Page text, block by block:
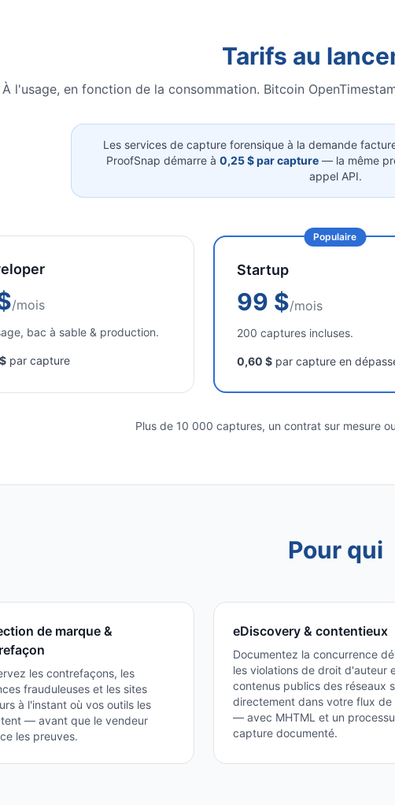
Tarifs au
À l'usage, en fonction de la consommation. Bitcoin
Les services de capture forensique à la demande
ProofSnap démarre à 0,25 $ par capture — la même
appel API.
/mois
bac à sable & production.
par capture
Populaire
Startup
99 $/mois
200 captures incluses.
0,60 $ par capture en
Plus de 10 000 captures, un contrat sur mesure
Pour qui
de marque &
les contrefaçons, les
frauduleuses et les sites
à l'instant où vos outils les
— avant que le vendeur
les preuves.
eDiscovery & contentieux
Documentez la concurrence
les violations de droit d'auteur
contenus publics des réseaux
directement dans votre flux de
— avec MHTML et un
capture documenté.